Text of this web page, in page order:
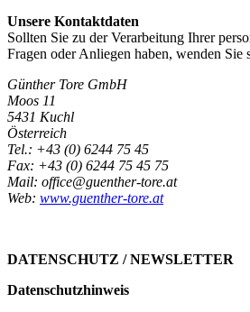
Unsere Kontaktdaten
Sollten Sie zu der Verarbeitung Ihrer
Fragen oder Anliegen haben, wenden Sie
Günther Tore GmbH
Moos 11
5431 Kuchl
Österreich
Tel.: +43 (0) 6244 75 45
Fax: +43 (0) 6244 75 45 75
Mail: office@guenther-tore.at
Web: www.guenther-tore.at
DATENSCHUTZ / NEWSLETTER
Datenschutzhinweis